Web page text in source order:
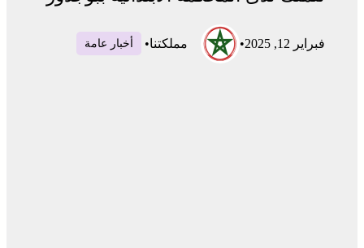
فبراير 12, 2025 • مملكتنا• أخبار عامة